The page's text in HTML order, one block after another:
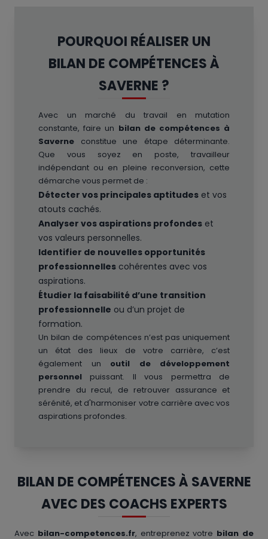
POURQUOI RÉALISER UN
BILAN DE COMPÉTENCES À
SAVERNE ?
Avec un marché du travail en mutation
constante, faire un bilan de compétences à
Saverne constitue une étape déterminante.
Que vous soyez en poste, travailleur
indépendant ou en pleine reconversion, cette
démarche vous permet de :
Détecter vos principales aptitudes et vos
atouts cachés.
Analyser vos aspirations profondes et
vos valeurs personnelles.
Identifier de nouvelles opportunités
professionnelles cohérentes avec vos
aspirations.
Étudier la faisabilité d’une transition
professionnelle ou d’un projet de
formation.
Un bilan de compétences n’est pas uniquement
un état des lieux de votre carrière, c’est
également un outil de développement
personnel puissant. Il vous permettra de
prendre du recul, de retrouver assurance et
sérénité, et d'harmoniser votre carrière avec vos
aspirations profondes.
BILAN DE COMPÉTENCES À SAVERNE
AVEC DES COACHS EXPERTS
Avec bilan-competences.fr, entreprenez votre bilan de